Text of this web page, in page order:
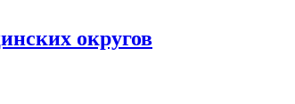
округов